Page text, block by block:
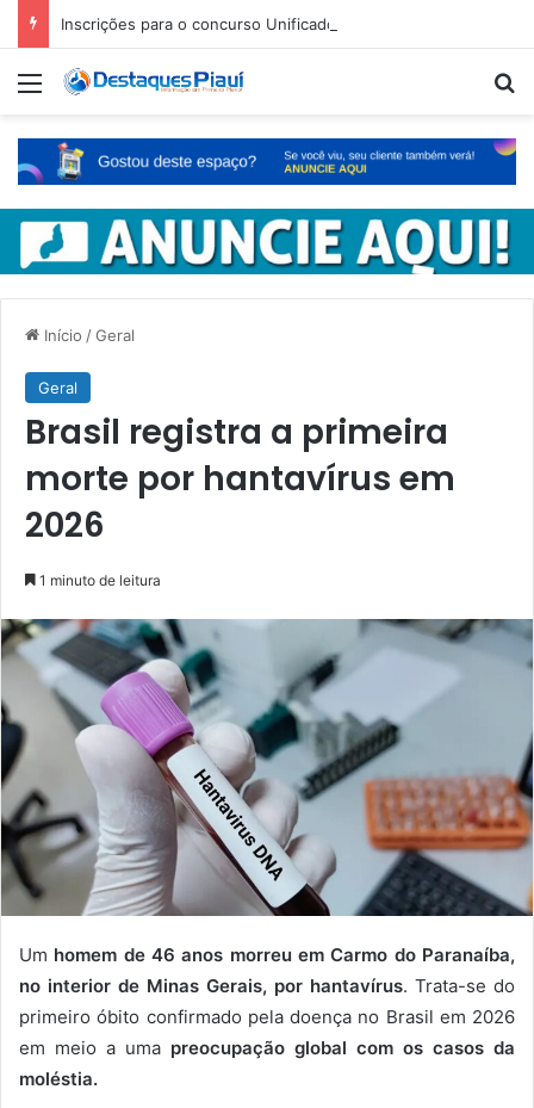
Menu
Início /Geral
Geral
Brasil registra a primeira
morte por hantavírus em
2026
1 minuto de leitura
Um homem de 46 anos morreu em Carmo do Paranaíba,
no interior de Minas Gerais, por hantavírus. Trata-se do
primeiro óbito confirmado pela doença no Brasil em 2026
em meio a uma preocupação global com os casos da
moléstia.